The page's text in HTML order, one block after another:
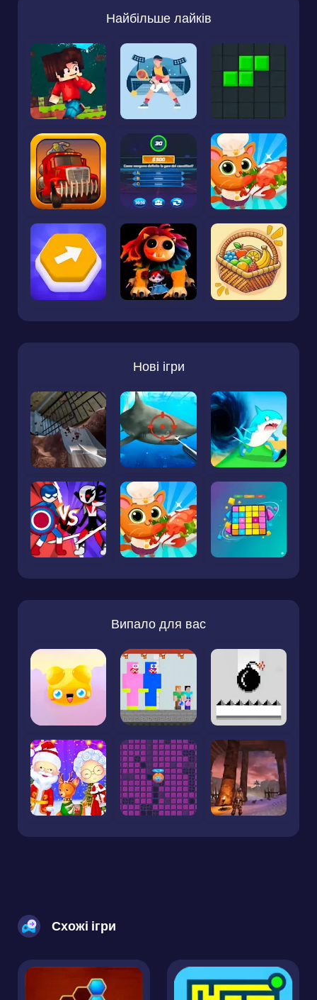
Найбільше лайків
Нові ігри
Випало для вас
Схожі ігри